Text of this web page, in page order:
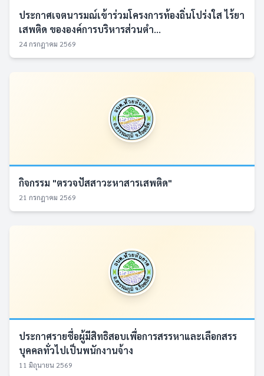
ประกาศเจตนารมณ์เข้าร่วมโครงการท้องถิ่นโปร่งใส ไร้ยา
เสพติด ขององค์การบริหารส่วนตำ...
24 กรกฎาคม 2569
กิจกรรม "ตรวจปัสสาวะหาสารเสพติด"
21 กรกฎาคม 2569
ประกาศรายชื่อผู้มีสิทธิสอบเพื่อการสรรหาและเลือกสรร
บุคคลทั่วไปเป็นพนักงานจ้าง
11 มิถุนายน 2569